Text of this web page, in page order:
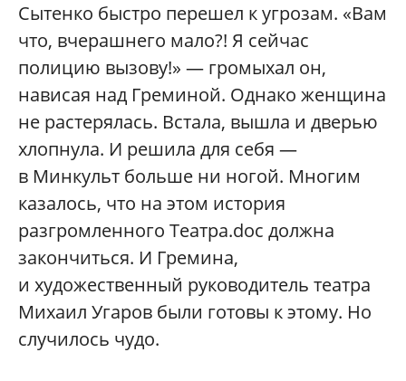
Сытенко быстро перешел к угрозам. «Вам
что, вчерашнего мало?! Я сейчас
полицию вызову!» — громыхал он,
нависая над Греминой. Однако женщина
не растерялась. Встала, вышла и дверью
хлопнула. И решила для себя —
в Минкульт больше ни ногой. Многим
казалось, что на этом история
разгромленного Театра.doc должна
закончиться. И Гремина,
и художественный руководитель театра
Михаил Угаров были готовы к этому. Но
случилось чудо.